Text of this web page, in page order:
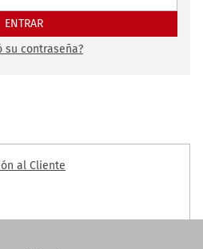
su contraseña?
al Cliente